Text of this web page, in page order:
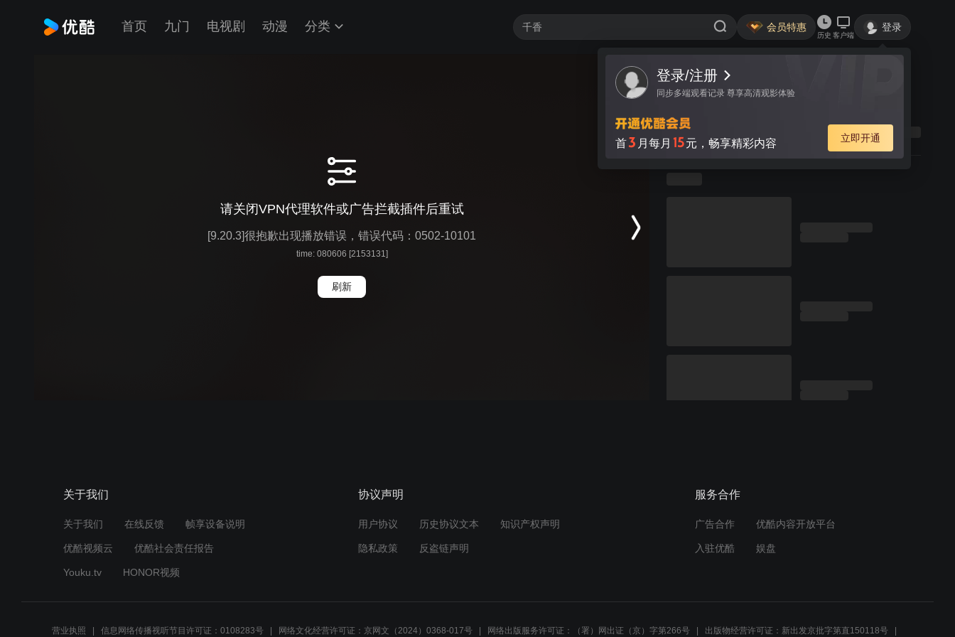
首页 九门 电视剧 动漫 分类 会员特惠
历史 客户端
登录
登录/注册
同步多端观看记录 尊享高清观影体验
首3 月每月 15元，畅享精彩内容 立即开通
请关闭VPN代理软件或广告拦截插件后重试
[9.20.3]很抱歉出现播放错误，错误代码：0502-10101
time: 080606 [2153131]
刷新
关于我们
关于我们 在线反馈 帧享设备说明
优酷视频云 优酷社会责任报告
Youku.tv HONOR视频
协议声明
用户协议 历史协议文本 知识产权声明
隐私政策 反盗链声明
服务合作
广告合作 优酷内容开放平台
入驻优酷 娱盘
营业执照 信息网络传播视听节目许可证：0108283号 网络文化经营许可证：京网文（2024）0368-017号 网络出版服务许可证：（署）网出证（京）字第266号 出版物经营许可证：新出发京批字第直150118号